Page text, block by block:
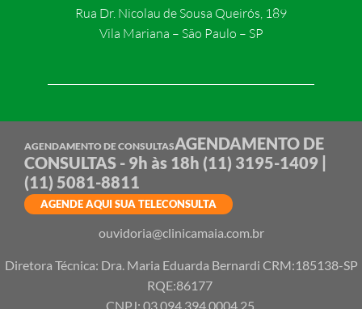
Rua Dr. Nicolau de Sousa Queirós, 189
Vila Mariana – São Paulo – SP
AGENDAMENTO DE CONSULTASAGENDAMENTO DE
CONSULTAS - 9h às 18h (11) 3195-1409 |
(11) 5081-8811
AGENDE AQUI SUA TELECONSULTA
ouvidoria@clinicamaia.com.br
Diretora Técnica: Dra. Maria Eduarda Bernardi CRM:185138-SP
RQE:86177
CNPJ: 03 094 394 0004 25